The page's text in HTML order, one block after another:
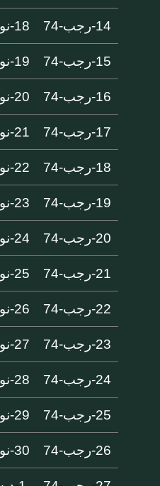
14-رجب-74 18-نوفمبر-693
15-رجب-74 19-نوفمبر-693
16-رجب-74 20-نوفمبر-693
17-رجب-74 21-نوفمبر-693
18-رجب-74 22-نوفمبر-693
19-رجب-74 23-نوفمبر-693
20-رجب-74 24-نوفمبر-693
21-رجب-74 25-نوفمبر-693
22-رجب-74 26-نوفمبر-693
23-رجب-74 27-نوفمبر-693
24-رجب-74 28-نوفمبر-693
25-رجب-74 29-نوفمبر-693
26-رجب-74 30-نوفمبر-693